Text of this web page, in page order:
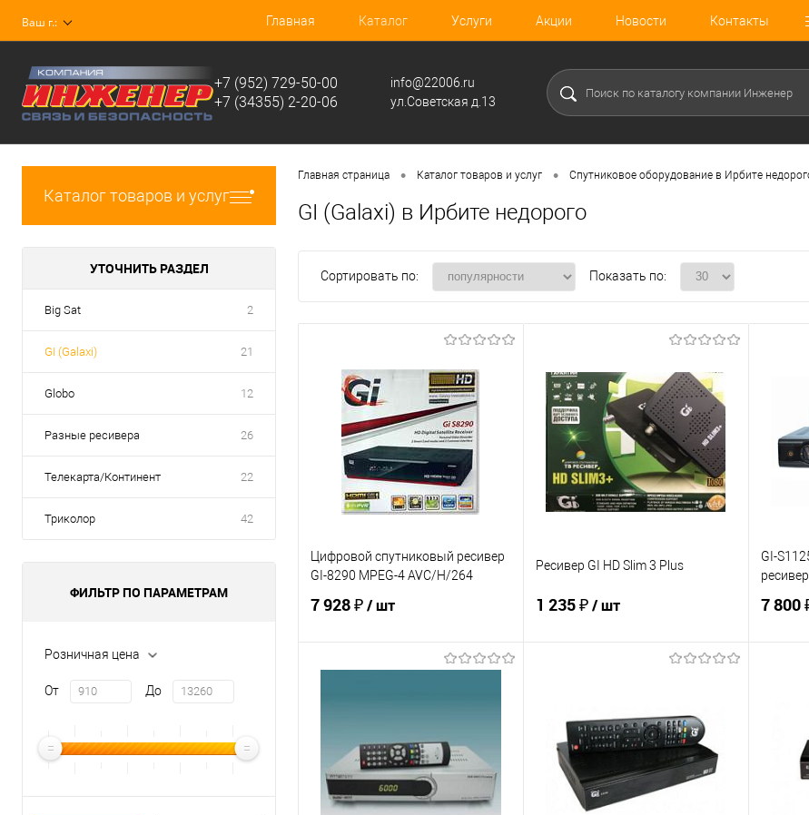
Ваш г.: Главная Каталог Услуги Акции Новости Контакты
+7 (952) 729-50-00
+7 (34355) 2-20-06
info@22006.ru
ул.Советская д.13
Каталог товаров и услуг
УТОЧНИТЬ РАЗДЕЛ
Big Sat 2
GI (Galaxi) 21
Globo 12
Разные ресивера 26
Телекарта/Континент 22
Триколор 42
ФИЛЬТР ПО ПАРАМЕТРАМ
Розничная цена
От До
Главная страница • Каталог товаров и услуг • Спутниковое оборудование в Ирбите
GI (Galaxi) в Ирбите недорого
Сортировать по: Показать по:
Цифровой спутниковый ресивер
GI-8290 MPEG-4 AVC/H/264
7 928 ₽/ шт
В избранное
В наличии
Ресивер GI HD Slim 3 Plus
1 235 ₽/ шт
Купить в 1 клик
К сравнению
В избранное
В наличии
GI-
ресивер
7 800
В